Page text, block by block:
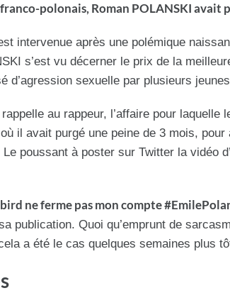
polonais, Roman POLANSKI avait
intervenue après une polémique
s’est vu décerner le prix de la
d’agression sexuelle par plusieurs
au rappeur, l’affaire pour
il avait purgé une peine de 3 mois,
poussant à poster sur Twitter la vidéo
ne ferme pas mon compte
publication. Quoi qu’emprunt de
a été le cas quelques semaines plus